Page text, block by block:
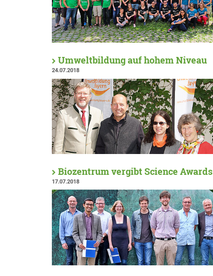
Umweltbildung auf hohem Niveau
24.07.2018
Biozentrum vergibt Science Awards
17.07.2018